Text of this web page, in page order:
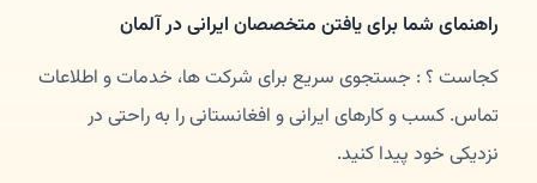
راهنمای شما برای یافتن متخصصان ایرانی در آلمان
کجاست ؟ : جستجوی سریع برای شرکت ها، خدمات و اطلاعات
تماس. کسب و کارهای ایرانی و افغانستانی را به راحتی در
نزدیکی خود پیدا کنید.